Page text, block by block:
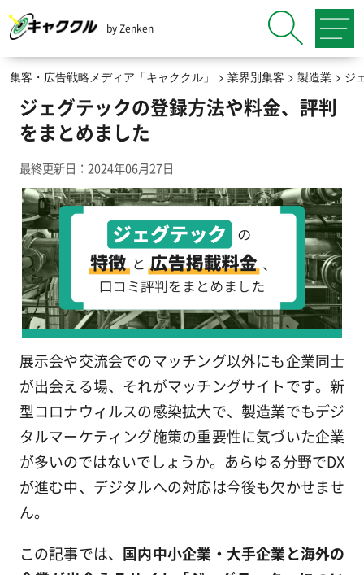
by Zenken
集客・広告戦略メディア「キャククル」 > 業界別集客 > 製造業> ジ
ジェグテックの登録方法や料金、評判
をまとめました
最終更新日：2024年06月27日
展示会や交流会でのマッチング以外にも企業同士
が出会える場、それがマッチングサイトです。新
型コロナウィルスの感染拡大で、製造業でもデジ
タルマーケティング施策の重要性に気づいた企業
が多いのではないでしょうか。あらゆる分野でDX
が進む中、デジタルへの対応は今後も欠かせませ
ん。
この記事では、 国内中小企業・大手企業と海外の